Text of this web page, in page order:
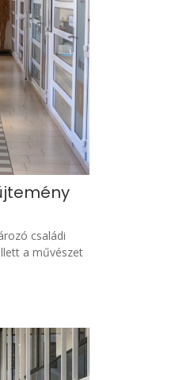
családi
a művészet